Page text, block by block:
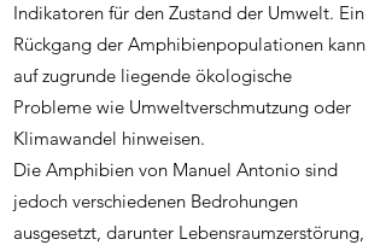
Indikatoren für den Zustand der Umwelt. Ein
Rückgang der Amphibienpopulationen kann
auf zugrunde liegende ökologische
Probleme wie Umweltverschmutzung oder
Klimawandel hinweisen.
Die Amphibien von Manuel Antonio sind
jedoch verschiedenen Bedrohungen
ausgesetzt, darunter Lebensraumzerstörung,